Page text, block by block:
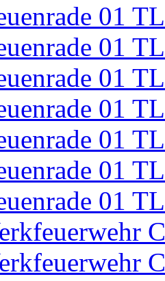
01
01
01
01
01
01
01